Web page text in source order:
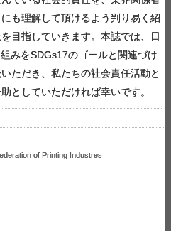
も理解して頂けるよう判り易く紹
目指していきます。本誌では、日
みをSDGs17のゴールと関連づけ
ただき、私たちの社会責任活動と
としていただければ幸いです。
of Printing Industres